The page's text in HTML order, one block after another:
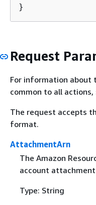
}
Request
For information about
common to all actions,
The request accepts
format.
AttachmentArn
The Amazon
account
Type: String